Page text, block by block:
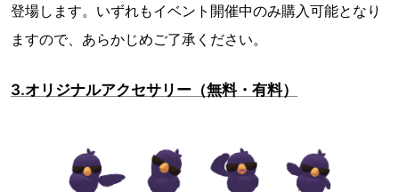
登場します。いずれもイベント開催中のみ購入可能となり
ますので、あらかじめご了承ください。
3.オリジナルアクセサリー（無料・有料）